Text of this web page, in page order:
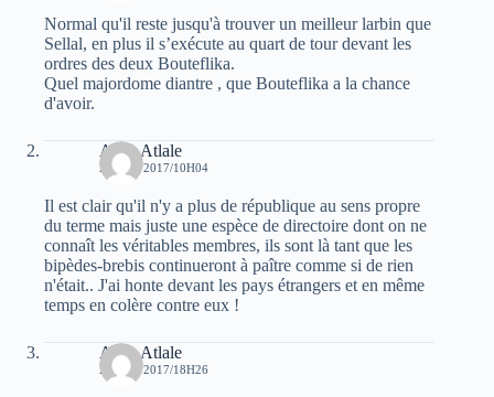
Normal qu'il reste jusqu'à trouver un meilleur larbin que
Sellal, en plus il s’exécute au quart de tour devant les
ordres des deux Bouteflika.
Quel majordome diantre , que Bouteflika a la chance
d'avoir.
Atala Atlale
20 MAI 2017/10H04
Il est clair qu'il n'y a plus de république au sens propre
du terme mais juste une espèce de directoire dont on ne
connaît les véritables membres, ils sont là tant que les
bipèdes-brebis continueront à paître comme si de rien
n'était.. J'ai honte devant les pays étrangers et en même
temps en colère contre eux !
Atala Atlale
20 MAI 2017/18H26